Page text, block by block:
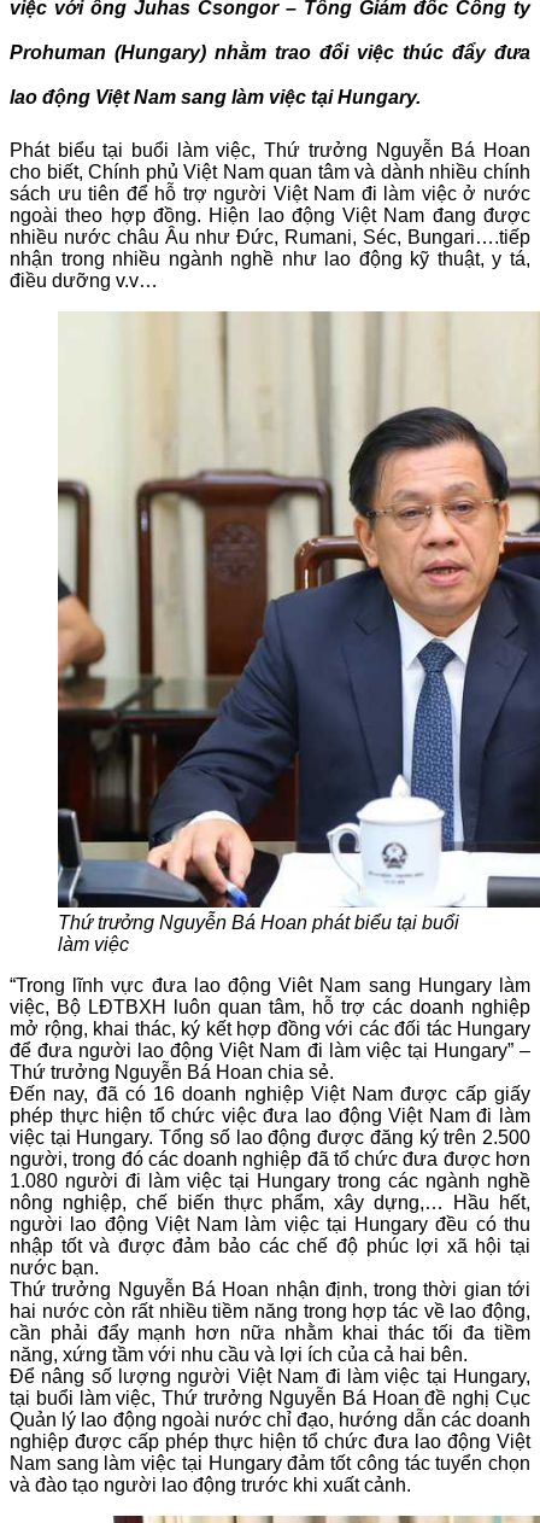
việc với ông Juhas Csongor – Tổng Giám đốc Công ty
Prohuman (Hungary) nhằm trao đổi việc thúc đẩy đưa
lao động Việt Nam sang làm việc tại Hungary.
Phát biểu tại buổi làm việc, Thứ trưởng Nguyễn Bá Hoan
cho biết, Chính phủ Việt Nam quan tâm và dành nhiều chính
sách ưu tiên để hỗ trợ người Việt Nam đi làm việc ở nước
ngoài theo hợp đồng. Hiện lao động Việt Nam đang được
nhiều nước châu Âu như Đức, Rumani, Séc, Bungari….tiếp
nhận trong nhiều ngành nghề như lao động kỹ thuật, y tá,
điều dưỡng v.v…
Thứ trưởng Nguyễn Bá Hoan phát biểu tại buổi
làm việc
“Trong lĩnh vực đưa lao động Viêt Nam sang Hungary làm
việc, Bộ LĐTBXH luôn quan tâm, hỗ trợ các doanh nghiệp
mở rộng, khai thác, ký kết hợp đồng với các đối tác Hungary
để đưa người lao động Việt Nam đi làm việc tại Hungary” –
Thứ trưởng Nguyễn Bá Hoan chia sẻ.
Đến nay, đã có 16 doanh nghiệp Việt Nam được cấp giấy
phép thực hiện tổ chức việc đưa lao động Việt Nam đi làm
việc tại Hungary. Tổng số lao động được đăng ký trên 2.500
người, trong đó các doanh nghiệp đã tổ chức đưa được hơn
1.080 người đi làm việc tại Hungary trong các ngành nghề
nông nghiệp, chế biến thực phẩm, xây dựng,… Hầu hết,
người lao động Việt Nam làm việc tại Hungary đều có thu
nhập tốt và được đảm bảo các chế độ phúc lợi xã hội tại
nước bạn.
Thứ trưởng Nguyễn Bá Hoan nhận định, trong thời gian tới
hai nước còn rất nhiều tiềm năng trong hợp tác về lao động,
cần phải đẩy mạnh hơn nữa nhằm khai thác tối đa tiềm
năng, xứng tầm với nhu cầu và lợi ích của cả hai bên.
Để nâng số lượng người Việt Nam đi làm việc tại Hungary,
tại buổi làm việc, Thứ trưởng Nguyễn Bá Hoan đề nghị Cục
Quản lý lao động ngoài nước chỉ đạo, hướng dẫn các doanh
nghiệp được cấp phép thực hiện tổ chức đưa lao động Việt
Nam sang làm việc tại Hungary đảm tốt công tác tuyển chọn
và đào tạo người lao động trước khi xuất cảnh.